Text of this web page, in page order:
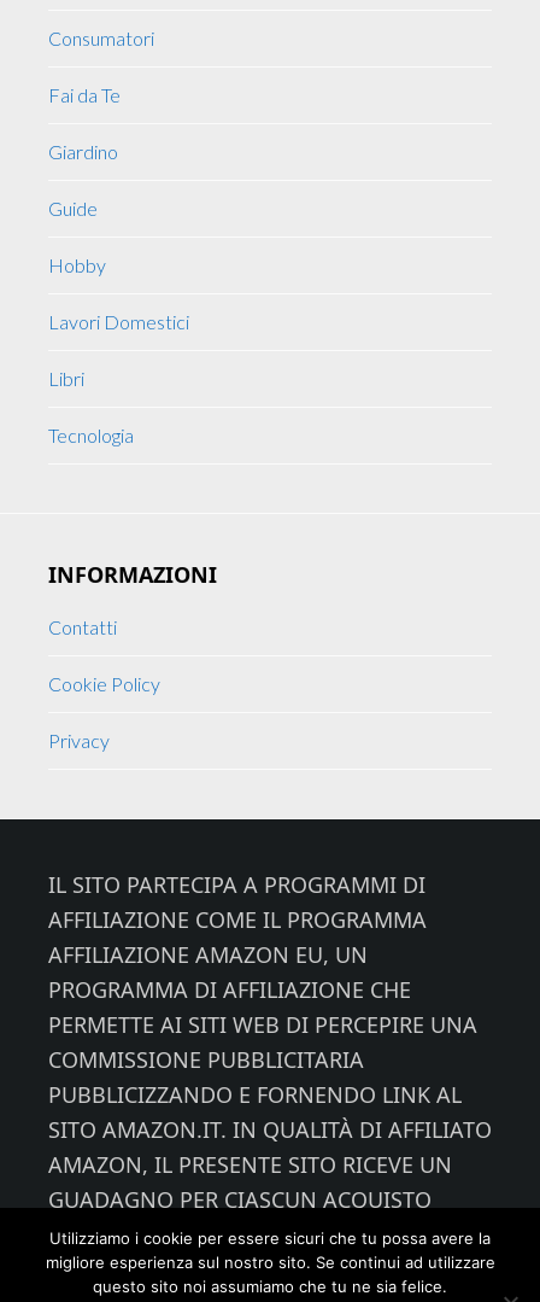
Consumatori
Fai da Te
Giardino
Guide
Hobby
Lavori Domestici
Libri
Tecnologia
INFORMAZIONI
Contatti
Cookie Policy
Privacy
IL SITO PARTECIPA A PROGRAMMI DI
AFFILIAZIONE COME IL PROGRAMMA
AFFILIAZIONE AMAZON EU, UN
PROGRAMMA DI AFFILIAZIONE CHE
PERMETTE AI SITI WEB DI PERCEPIRE UNA
COMMISSIONE PUBBLICITARIA
PUBBLICIZZANDO E FORNENDO LINK AL
SITO AMAZON.IT. IN QUALITÀ DI AFFILIATO
AMAZON, IL PRESENTE SITO RICEVE UN
GUADAGNO PER CIASCUN ACQUISTO
IDONEO.
Utilizziamo i cookie per essere sicuri che tu possa avere la
migliore esperienza sul nostro sito. Se continui ad utilizzare
questo sito noi assumiamo che tu ne sia felice.